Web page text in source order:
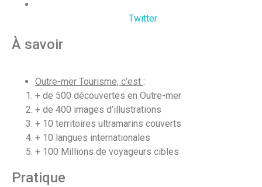
Twitter
À savoir
Outre-mer Tourisme, c’est :
+ de 500 découvertes en Outre-mer
+ de 400 images d’illustrations
+ 10 territoires ultramarins couverts
+ 10 langues internationales
+ 100 Millions de voyageurs cibles
Pratique